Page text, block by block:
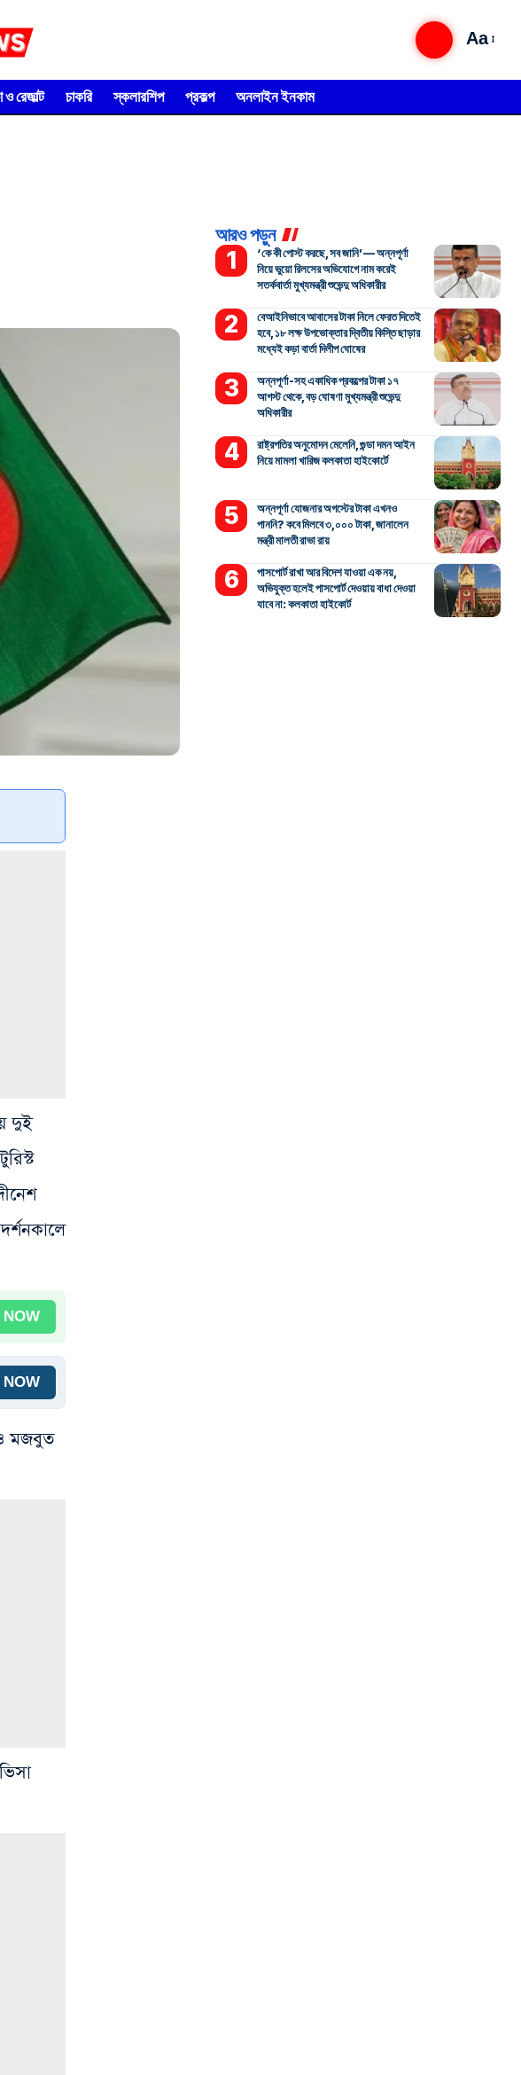
Aa
ও রেজাল্ট চাকরি স্কলারশিপ প্রকল্প অনলাইন ইনকাম
দুই
NOW
NOW
মজবুত
আরও পড়ুন
‘কে কী পোস্ট করছে, সব জানি’— অন্নপূর্ণা
নিয়ে ভুয়ো রিলসের অভিযোগে নাম করেই
সতর্কবার্তা মুখ্যমন্ত্রী শুভেন্দু অধিকারীর
বেআইনিভাবে আবাসের টাকা নিলে ফেরত দিতেই
হবে, ১৮ লক্ষ উপভোক্তার দ্বিতীয় কিস্তি ছাড়ার
মধ্যেই কড়া বার্তা দিলীপ ঘোষের
অন্নপূর্ণা-সহ একাধিক প্রকল্পের টাকা ১৭
আগস্ট থেকে, বড় ঘোষণা মুখ্যমন্ত্রী শুভেন্দু
অধিকারীর
রাষ্ট্রপতির অনুমোদন মেলেনি, গুন্ডা দমন আইন
নিয়ে মামলা খারিজ কলকাতা হাইকোর্টে
অন্নপূর্ণা যোজনার অগস্টের টাকা এখনও
পাননি? কবে মিলবে ৩,০০০ টাকা, জানালেন
মন্ত্রী মালতী রাভা রায়
পাসপোর্ট রাখা আর বিদেশ যাওয়া এক নয়,
অভিযুক্ত হলেই পাসপোর্ট দেওয়ায় বাধা দেওয়া
যাবে না: কলকাতা হাইকোর্ট